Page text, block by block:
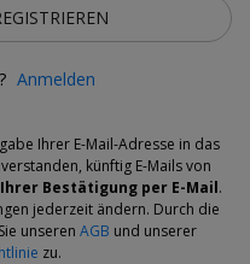
von der Dachterrasse des 4-
4 Tage nach Portugal. Sie
Anmelden
Ihrer E-Mail-Adresse in das
künftig E-Mails von
Bestätigung per E-Mail.
jederzeit ändern. Durch die
unseren AGB und unserer
zu.